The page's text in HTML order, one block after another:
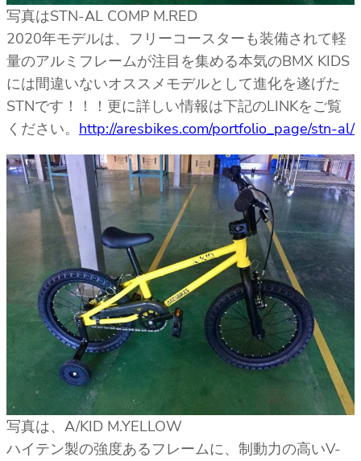
写真はSTN-AL COMP M.RED
2020年モデルは、フリーコースターも装備されて軽
量のアルミフレームが注目を集める本気のBMX KIDS
には間違いないオススメモデルとして進化を遂げた
STNです！！！更に詳しい情報は下記のLINKをご覧
ください。 http://aresbikes.com/portfolio_page/stn-al/
写真は、A/KID M.YELLOW
ハイテン製の強度あるフレームに、制動力の高いV-